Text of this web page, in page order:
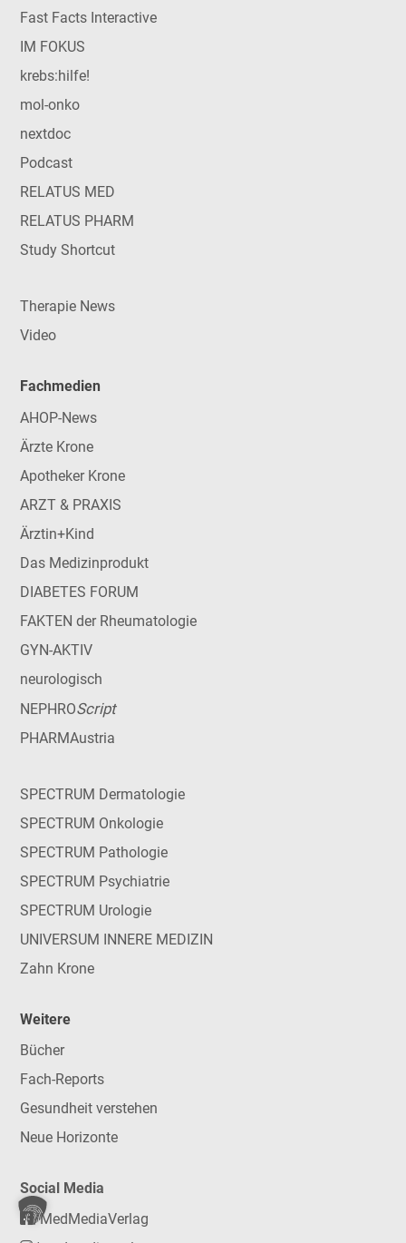
Fast Facts Interactive
IM FOKUS
krebs:hilfe!
mol-onko
nextdoc
Podcast
RELATUS MED
RELATUS PHARM
Study Shortcut
Therapie News
Video
Fachmedien
AHOP-News
Ärzte Krone
Apotheker Krone
ARZT & PRAXIS
Ärztin+Kind
Das Medizinprodukt
DIABETES FORUM
FAKTEN der Rheumatologie
GYN-AKTIV
neurologisch
NEPHROScript
PHARMAustria
SPECTRUM Dermatologie
SPECTRUM Onkologie
SPECTRUM Pathologie
SPECTRUM Psychiatrie
SPECTRUM Urologie
UNIVERSUM INNERE MEDIZIN
Zahn Krone
Weitere
Bücher
Fach-Reports
Gesundheit verstehen
Neue Horizonte
Social Media
/MedMediaVerlag